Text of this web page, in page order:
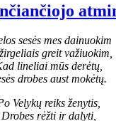
sesės mes dainuokim
greit važiuokim,
lineliai mūs derėtų,
drobes aust mokėtų.
Velykų reiks ženytis,
Drobes rėžti ir dalyti,